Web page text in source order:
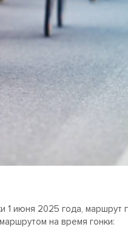
1 июня 2025 года, маршрут
на время гонки: